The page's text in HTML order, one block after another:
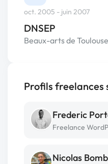
oct. 2005 - juin 2007
DNSEP
Beaux-arts de Toulouse
Profils freelances
Frederic
Freelance
Nicolas